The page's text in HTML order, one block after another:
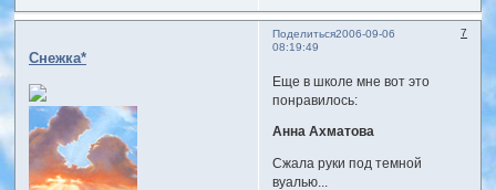
Поделиться 7
2006-09-06
08:19:49
Снежка*
Еще в школе мне вот это
понравилось:
Анна Ахматова
Сжала руки под темной
вуалью...